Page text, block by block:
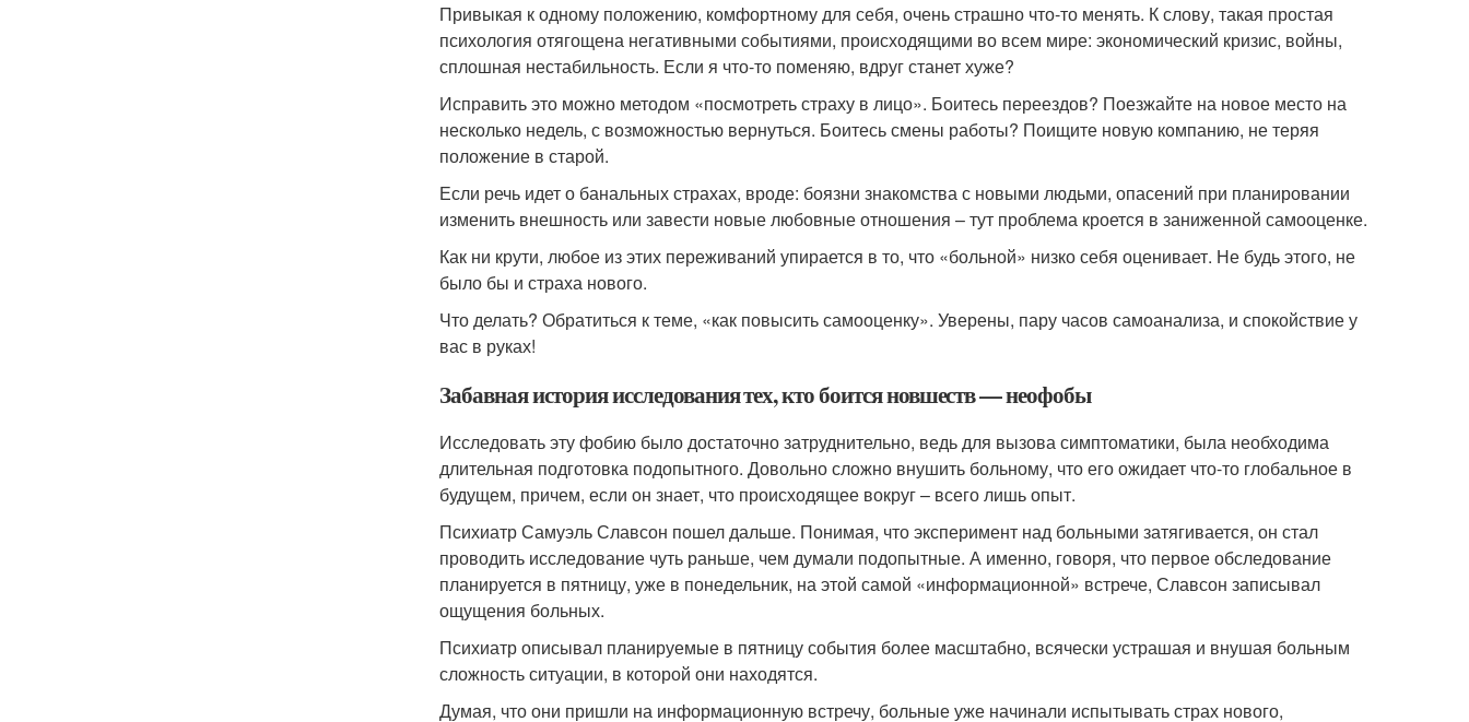
Привыкая к одному положению, комфортному для себя, очень страшно что-то менять. К слову, такая простая
психология отягощена негативными событиями, происходящими во всем мире: экономический кризис, войны,
сплошная нестабильность. Если я что-то поменяю, вдруг станет хуже?
Исправить это можно методом «посмотреть страху в лицо». Боитесь переездов? Поезжайте на новое место на
несколько недель, с возможностью вернуться. Боитесь смены работы? Поищите новую компанию, не теряя
положение в старой.
Если речь идет о банальных страхах, вроде: боязни знакомства с новыми людьми, опасений при планировании
изменить внешность или завести новые любовные отношения – тут проблема кроется в заниженной самооценке.
Как ни крути, любое из этих переживаний упирается в то, что «больной» низко себя оценивает. Не будь этого, не
было бы и страха нового.
Что делать? Обратиться к теме, «как повысить самооценку». Уверены, пару часов самоанализа, и спокойствие у
вас в руках!
Забавная история исследования тех, кто боится новшеств — неофобы
Исследовать эту фобию было достаточно затруднительно, ведь для вызова симптоматики, была необходима
длительная подготовка подопытного. Довольно сложно внушить больному, что его ожидает что-то глобальное в
будущем, причем, если он знает, что происходящее вокруг – всего лишь опыт.
Психиатр Самуэль Славсон пошел дальше. Понимая, что эксперимент над больными затягивается, он стал
проводить исследование чуть раньше, чем думали подопытные. А именно, говоря, что первое обследование
планируется в пятницу, уже в понедельник, на этой самой «информационной» встрече, Славсон записывал
ощущения больных.
Психиатр описывал планируемые в пятницу события более масштабно, всячески устрашая и внушая больным
сложность ситуации, в которой они находятся.
Думая, что они пришли на информационную встречу, больные уже начинали испытывать страх нового,